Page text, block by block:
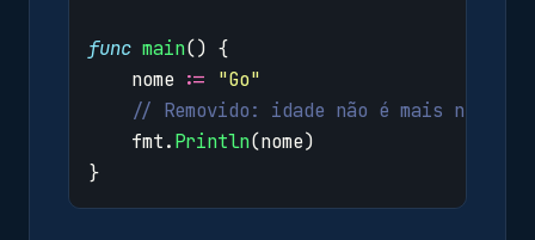
func main() {
nome :=
"Go"
// Removido: idade não é mais
fmt.Println(nome)
}